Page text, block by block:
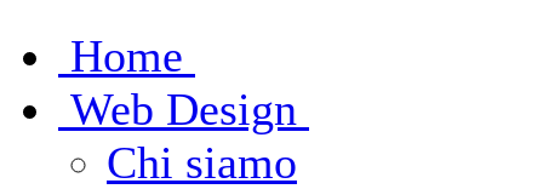
Home
Web Design
Chi siamo